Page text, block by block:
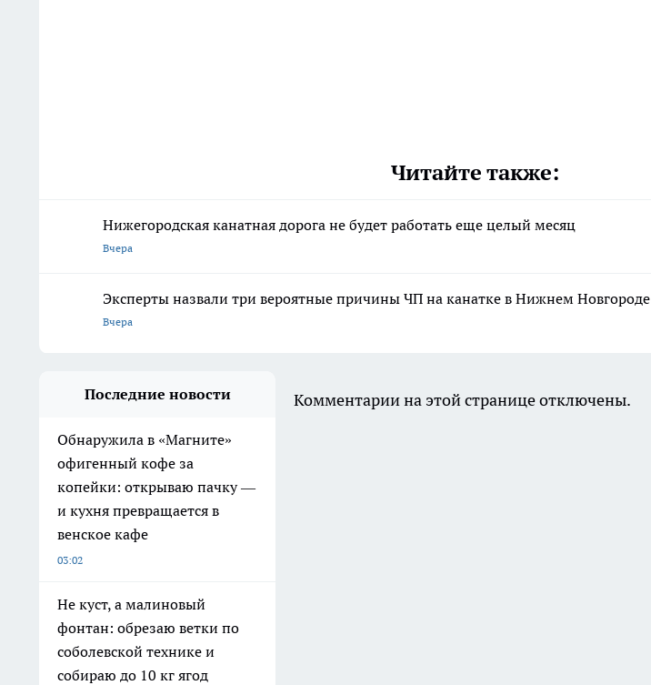
Читайте также:
Нижегородская канатная дорога не будет работать еще целый месяц
Вчера
Эксперты назвали три вероятные причины ЧП на канатке в Нижнем Новгороде
Вчера
Последние новости
Обнаружила в «Магните»
офигенный кофе за
копейки: открываю пачку —
и кухня превращается в
венское кафе
03:02
Не куст, а малиновый
фонтан: обрезаю ветки по
соболевской технике и
собираю до 10 кг ягод
Комментарии на этой странице отключены.